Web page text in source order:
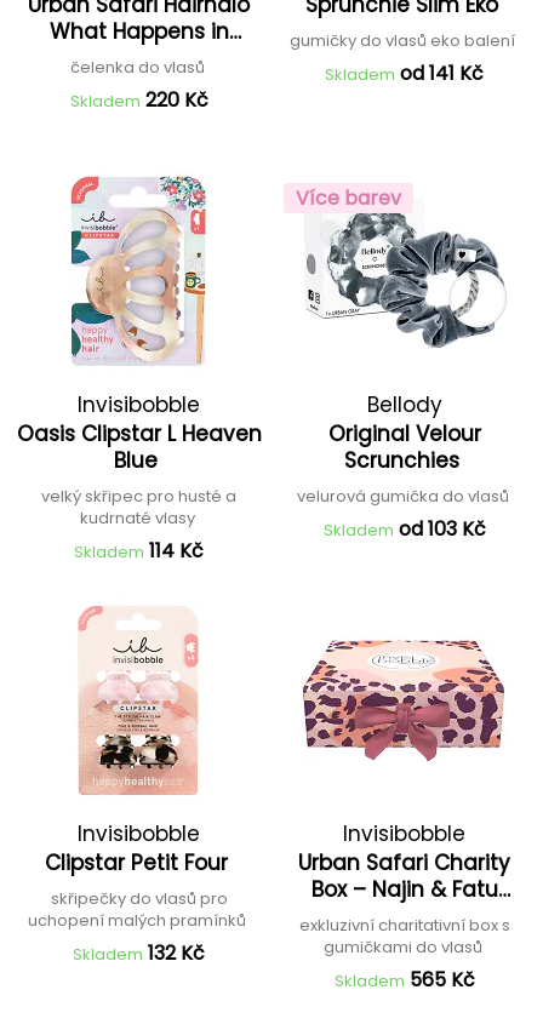
What Happens in
Safari
čelenka do vlasů
Skladem 220 Kč
gumičky do vlasů eko balení
Skladem od 141 Kč
Invisibobble
Oasis Clipstar L Heaven
Blue
velký skřipec pro husté a
kudrnaté vlasy
Skladem 114 Kč
Více barev
Bellody
Original Velour
Scrunchies
velurová gumička do vlasů
Skladem od 103 Kč
Invisibobble
Clipstar Petit Four
skřipečky do vlasů pro
uchopení malých pramínků
Skladem 132 Kč
Invisibobble
Urban Safari Charity
Box – Najin & Fatu
Online Exclusive
exkluzivní charitativní box s
gumičkami do vlasů
Skladem 565 Kč